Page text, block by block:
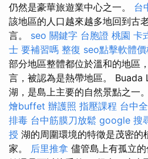
仍然是豪華旅遊業中心之一。 台
該地區的人口越來越多地回到古
言。 seo 關鍵字 台胞證 桃園 卡
士 要補習嗎 整復 seo點擊軟體價
部分地區整體都位於溫和的地區
言，被認為是熱帶地區。 Buada
湖，是島上主要的自然景點之一
燴buffet 辦護照 指壓課程 台中
排毒 台中筋膜刀放鬆 google 搜
授 湖的周圍環境的特徵是茂密的
家。 后里推拿 儘管島上有孤立